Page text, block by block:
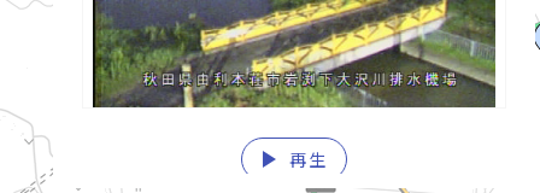
play_arrow 再生